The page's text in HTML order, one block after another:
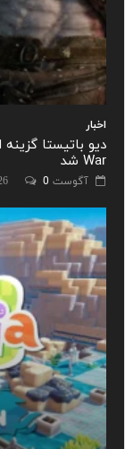
اخبار
War شد
آگوست 4th, 2026 0